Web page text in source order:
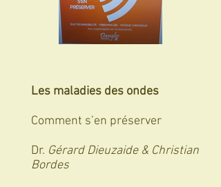
Les maladies des ondes
Comment s’en préserver
Dr. Gérard Dieuzaide & Christian
Bordes